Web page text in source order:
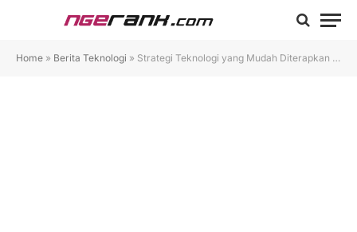
Home » Berita Teknologi » Strategi Teknologi yang Mudah Diterapkan untuk Hasil Lebih Baik